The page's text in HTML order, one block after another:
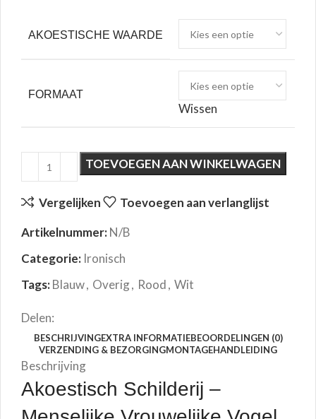
AKOESTISCHE WAARDE
FORMAAT
Wissen
TOEVOEGEN AAN WINKELWAGEN
Vergelijken Toevoegen aan verlanglijst
Artikelnummer:N/B
Categorie: Ironisch
Tags:Blauw, Overig, Rood, Wit
Delen:
BESCHRIJVINGEXTRA INFORMATIEBEOORDELINGEN (0)
VERZENDING & BEZORGINGMONTAGEHANDLEIDING
Beschrijving
Akoestisch Schilderij –